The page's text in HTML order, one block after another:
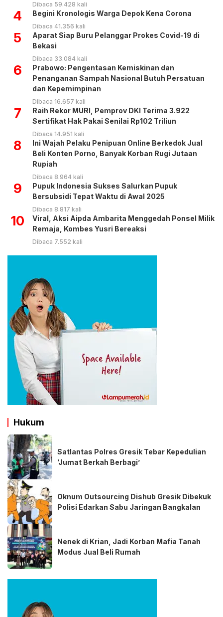
Dibaca 59.428 kali
4 Begini Kronologis Warga Depok Kena Corona
Dibaca 41.356 kali
5
Aparat Siap Buru Pelanggar Prokes Covid-19 di
Bekasi
Dibaca 33.084 kali
6
Prabowo: Pengentasan Kemiskinan dan
Penanganan Sampah Nasional Butuh Persatuan
dan Kepemimpinan
Dibaca 16.657 kali
7
Raih Rekor MURI, Pemprov DKI Terima 3.922
Sertifikat Hak Pakai Senilai Rp102 Triliun
Dibaca 14.951 kali
8
Ini Wajah Pelaku Penipuan Online Berkedok Jual
Beli Konten Porno, Banyak Korban Rugi Jutaan
Rupiah
Dibaca 8.964 kali
9
Pupuk Indonesia Sukses Salurkan Pupuk
Bersubsidi Tepat Waktu di Awal 2025
Dibaca 8.817 kali
10
Viral, Aksi Aipda Ambarita Menggedah Ponsel Milik
Remaja, Kombes Yusri Bereaksi
Dibaca 7.552 kali
Hukum
Satlantas Polres Gresik Tebar Kepedulian
‘Jumat Berkah Berbagi’
Oknum Outsourcing Dishub Gresik Dibekuk
Polisi Edarkan Sabu Jaringan Bangkalan
Nenek di Krian, Jadi Korban Mafia Tanah
Modus Jual Beli Rumah